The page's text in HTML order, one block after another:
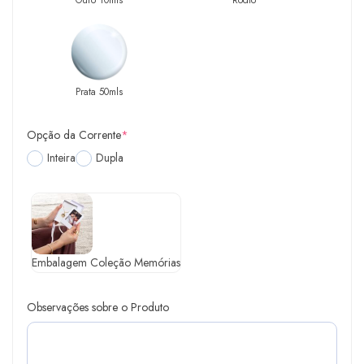
Prata 50mls
Opção da Corrente*
Inteira
Dupla
Embalagem Coleção Memórias
Observações sobre o Produto